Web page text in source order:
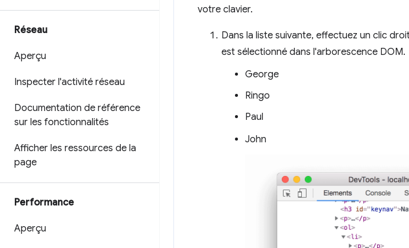
Réseau
Aperçu
Inspecter l'activité réseau
Documentation de référence
sur les fonctionnalités
Afficher les ressources de la
page
Performance
Aperçu
votre clavier.
Dans la liste suivante, effectuez un clic
est sélectionné dans l'arborescence DOM.
George
Ringo
Paul
John